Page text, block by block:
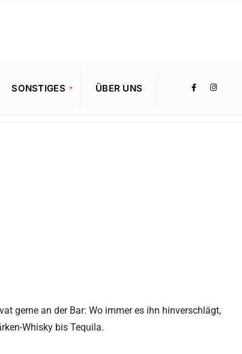
SONSTIGES ÜBER UNS
gerne an der Bar: Wo immer es ihn hinverschlägt,
Whisky bis Tequila.